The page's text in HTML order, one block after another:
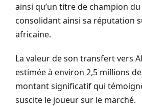
ainsi qu’un titre de champion
consolidant ainsi sa réputation
africaine.
La valeur de son transfert vers
estimée à environ 2,5 millions
montant significatif qui
suscite le joueur sur le marché.